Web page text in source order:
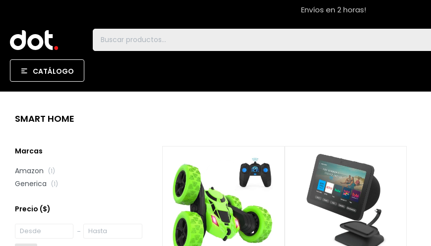
Envíos en 2 horas!
CATÁLOGO
SMART HOME
Marcas
Amazon
(1)
Generica (1)
Precio ($)